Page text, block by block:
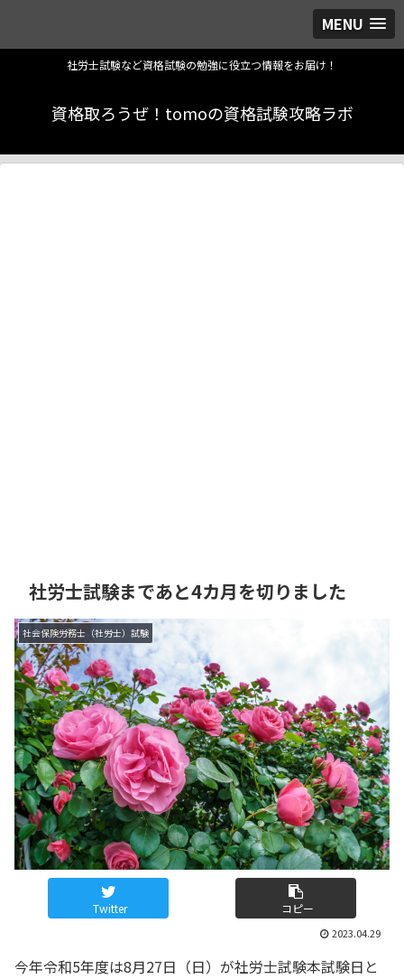
MENU
社労士試験など資格試験の勉強に役立つ情報をお届け！
資格取ろうぜ！tomoの資格試験攻略ラボ
社労士試験まであと4カ月を切りました
社会保険労務士（社労士）試験
Twitter コピー
2023.04.29
今年令和5年度は8月27日（日）が社労士試験本試験日と